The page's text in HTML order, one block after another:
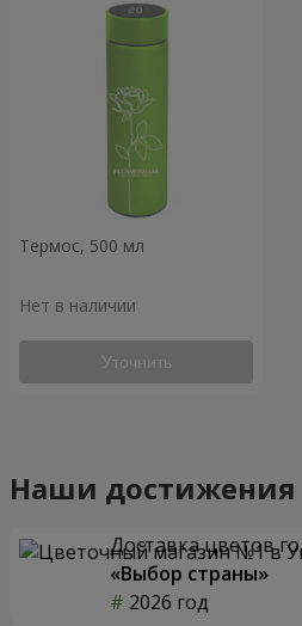
Термос, 500 мл
Нет в наличии
Уточнить
Наши достижения
Доставка цветов
«Выбор страны»
2026 год